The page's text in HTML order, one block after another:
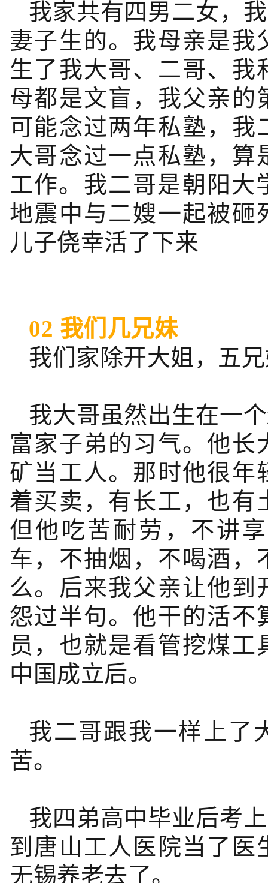
我家共有四男二女，
妻子生的。我母亲是我
生了我大哥、二哥、我
母都是文盲，我父亲的
可能念过两年私塾，我
大哥念过一点私塾，算
工作。我二哥是朝阳大
地震中与二嫂一起被砸
儿子侥幸活了下来
02 我们几兄妹
我们家除开大姐，五
我大哥虽然出生在一
富家子弟的习气。他长
矿当工人。那时他很年
着买卖，有长工，也有
但他吃苦耐劳，不讲
车，不抽烟，不喝酒，
么。后来我父亲让他到
怨过半句。他干的活不
员，也就是看管挖煤
中国成立后。
我二哥跟我一样上了
苦。
我四弟高中毕业后考
到唐山工人医院当了医
无锡养老去了。